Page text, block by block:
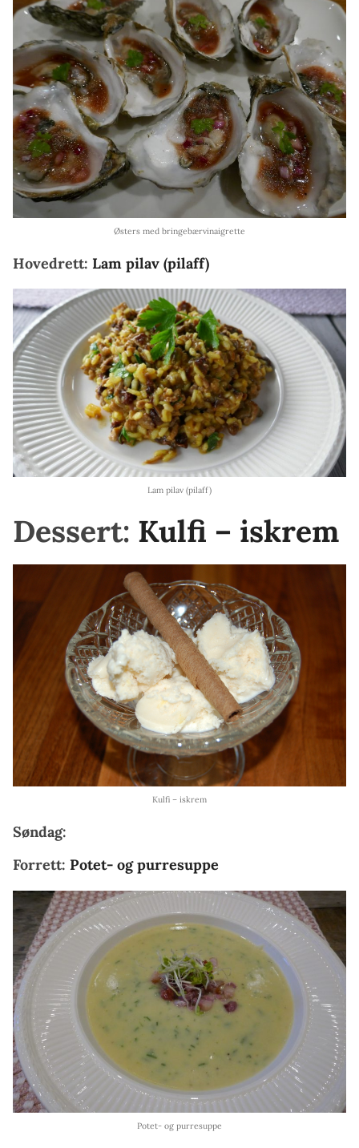
Østers med bringebærvinaigrette
Hovedrett: Lam pilav (pilaff)
Lam pilav (pilaff)
Dessert: Kulfi – iskrem
Kulfi – iskrem
Søndag:
Forrett: Potet- og purresuppe
Potet- og purresuppe